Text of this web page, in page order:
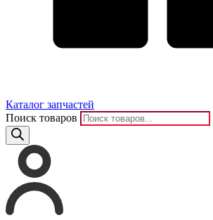
Каталог запчастей
Поиск товаров